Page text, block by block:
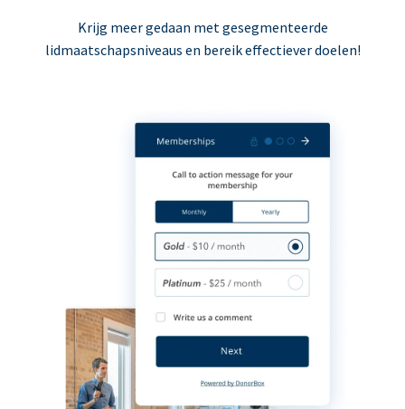
Krijg meer gedaan met gesegmenteerde
lidmaatschapsniveaus en bereik effectiever doelen!